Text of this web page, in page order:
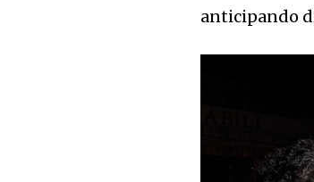
anticipando